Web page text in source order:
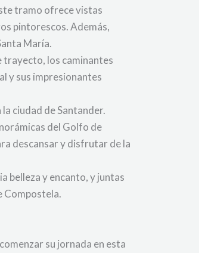
tramo ofrece vistas
pintorescos. Además,
María.
trayecto, los caminantes
y sus impresionantes
ciudad de Santander.
del Golfo de
descansar y disfrutar de la
belleza y encanto, y juntas
Compostela.
su jornada en esta